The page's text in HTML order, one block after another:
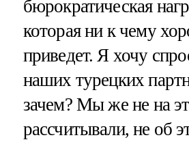
бюрократическая
которая ни к чему
приведет. Я хочу
наших турецких
зачем? Мы же не на
рассчитывали, не об